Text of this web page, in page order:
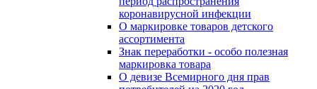
коронавирусной инфекции
О маркировке товаров детского
ассортимента
Знак переработки - особо полезная
маркировка товара
О девизе Всемирного дня прав